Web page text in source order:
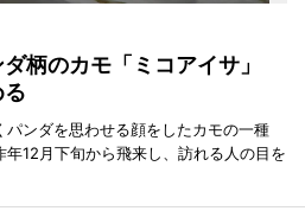
柄のカモ「ミコアイサ」
ンダを思わせる顔をしたカモの一種
年12月下旬から飛来し、訪れる人の目を